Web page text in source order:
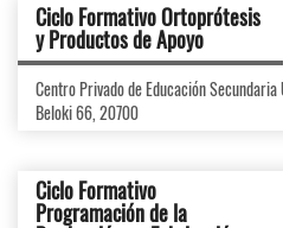
Ciclo Formativo Ortoprótesis
y Productos de Apoyo
Centro Privado de Educación Secundaria
Beloki 66, 20700
Ciclo Formativo
Programación de la